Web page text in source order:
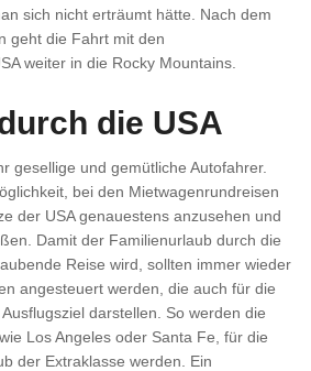
sich nicht erträumt hätte. Nach dem
geht die Fahrt mit den
weiter in die Rocky Mountains.
die USA
gesellige und gemütliche Autofahrer.
bei den Mietwagenrundreisen
der USA genauestens anzusehen und
Damit der Familienurlaub durch die
Reise wird, sollten immer wieder
angesteuert werden, die auch für die
darstellen. So werden die
Los Angeles oder Santa Fe, für die
der Extraklasse werden. Ein